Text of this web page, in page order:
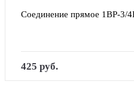
Соединение прямое 1ВР-3/
425 руб.